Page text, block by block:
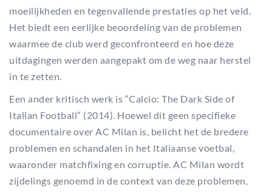
moeilijkheden en tegenvallende prestaties op het veld.
Het biedt een eerlijke beoordeling van de problemen
waarmee de club werd geconfronteerd en hoe deze
uitdagingen werden aangepakt om de weg naar herstel
in te zetten.
Een ander kritisch werk is “Calcio: The Dark Side of
Italian Football” (2014). Hoewel dit geen specifieke
documentaire over AC Milan is, belicht het de bredere
problemen en schandalen in het Italiaanse voetbal,
waaronder matchfixing en corruptie. AC Milan wordt
zijdelings genoemd in de context van deze problemen,